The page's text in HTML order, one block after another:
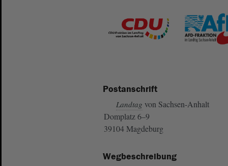
Postanschrift
Landtag von Sachsen-Anhalt
Domplatz 6–9
39104 Magdeburg
Wegbeschreibung